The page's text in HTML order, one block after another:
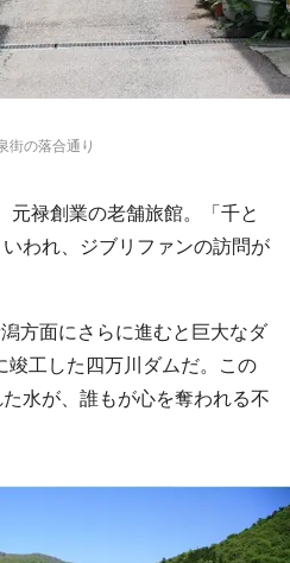
街の落合通り
元禄創業の老舗旅館。「千と
われ、ジブリファンの訪問が
方面にさらに進むと巨大なダ
工した四万川ダムだ。この
水が、誰もが心を奪われる不